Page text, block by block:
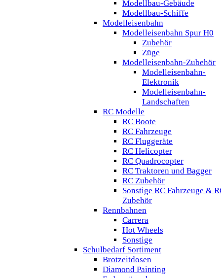
Modellbau-Gebäude
Modellbau-Schiffe
Modelleisenbahn
Modelleisenbahn Spur H0
Zubehör
Züge
Modelleisenbahn-Zubehör
Modelleisenbahn-
Elektronik
Modelleisenbahn-
Landschaften
RC Modelle
RC Boote
RC Fahrzeuge
RC Fluggeräte
RC Helicopter
RC Quadrocopter
RC Traktoren und Bagger
RC Zubehör
Sonstige RC Fahrzeuge &
Zubehör
Rennbahnen
Carrera
Hot Wheels
Sonstige
Schulbedarf Sortiment
Brotzeitdosen
Diamond Painting